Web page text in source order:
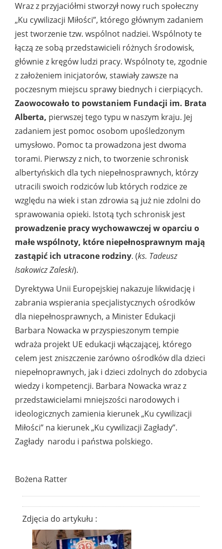
Wraz z przyjaciółmi stworzył nowy ruch społeczny
„Ku cywilizacji Miłości”, którego głównym zadaniem
jest tworzenie tzw. wspólnot nadziei. Wspólnoty te
łączą ze sobą przedstawicieli różnych środowisk,
głównie z kręgów ludzi pracy. Wspólnoty te, zgodnie
z założeniem inicjatorów, stawiały zawsze na
poczesnym miejscu sprawy biednych i cierpiących.
Zaowocowało to powstaniem Fundacji im. Brata
Alberta, pierwszej tego typu w naszym kraju. Jej
zadaniem jest pomoc osobom upośledzonym
umysłowo. Pomoc ta prowadzona jest dwoma
torami. Pierwszy z nich, to tworzenie schronisk
albertyńskich dla tych niepełnosprawnych, którzy
utracili swoich rodziców lub których rodzice ze
względu na wiek i stan zdrowia są już nie zdolni do
sprawowania opieki. Istotą tych schronisk jest
prowadzenie pracy wychowawczej w oparciu o
małe wspólnoty, które niepełnosprawnym mają
zastąpić ich utracone rodziny. (ks. Tadeusz
Isakowicz Zaleski).
Dyrektywa Unii Europejskiej nakazuje likwidację i
zabrania wspierania specjalistycznych ośrodków
dla niepełnosprawnych, a Minister Edukacji
Barbara Nowacka w przyspieszonym tempie
wdraża projekt UE edukacji włączającej, którego
celem jest zniszczenie zarówno ośrodków dla dzieci
niepełnoprawnych, jak i dzieci zdolnych do zdobycia
wiedzy i kompetencji. Barbara Nowacka wraz z
przedstawicielami mniejszości narodowych i
ideologicznych zamienia kierunek „Ku cywilizacji
Miłości” na kierunek „Ku cywilizacji Zagłady”.
Zagłady narodu i państwa polskiego.
Bożena Ratter
Zdjęcia do artykułu :